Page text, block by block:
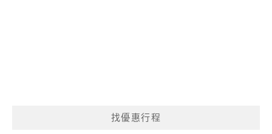
找優惠行程